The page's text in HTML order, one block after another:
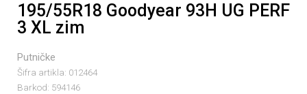
195/55R18 Goodyear 93H UG PERF
3 XL zim
Putničke
Šifra artikla: 012464
Barkod: 594146